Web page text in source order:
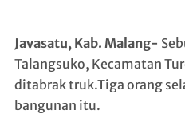
Javasatu, Kab. Malang-
Talangsuko, Kecamatan
ditabrak truk.Tiga orang
bangunan itu.